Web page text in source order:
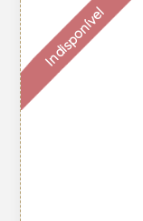
Indisponível